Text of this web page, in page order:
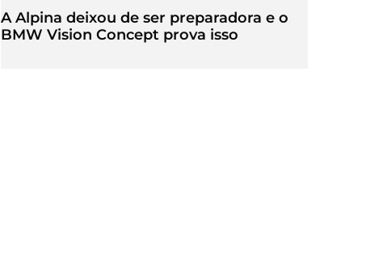
A Alpina deixou de ser preparadora e o
BMW Vision Concept prova isso